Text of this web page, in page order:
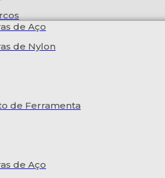
de Aço
de Nylon
de Ferramenta
de Aço